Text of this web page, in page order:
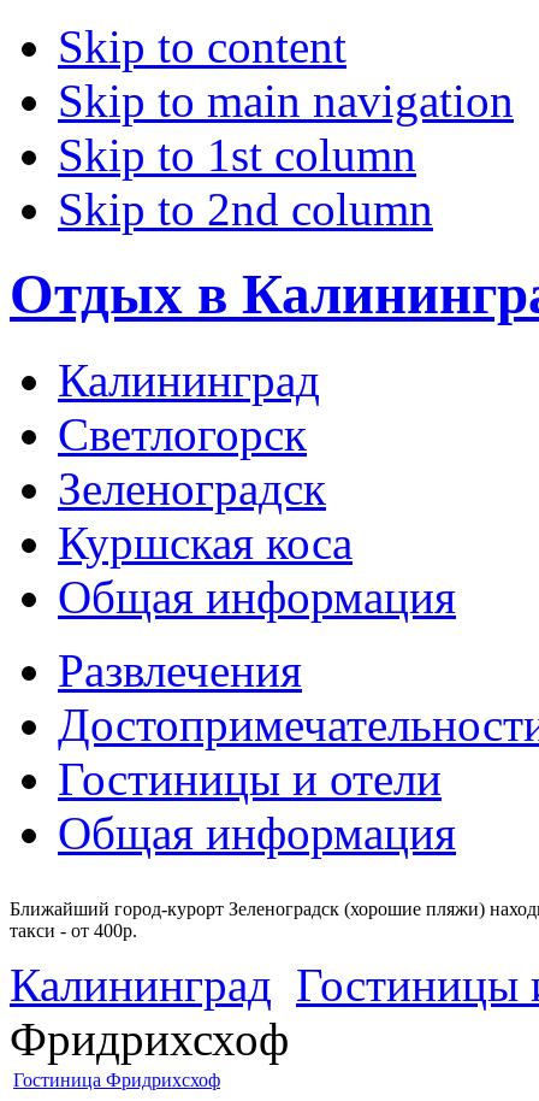
Skip to content
Skip to main navigation
Skip to 1st column
Skip to 2nd column
Отдых в
Калининград
Светлогорск
Зеленоградск
Куршская коса
Общая информация
Развлечения
Гостиницы и отели
Общая информация
Ближайший город-курорт Зеленоградск (хорошие пляжи)
такси - от 400р.
Калининград Гостиницы
Фридрихсхоф
Гостиница Фридрихсхоф